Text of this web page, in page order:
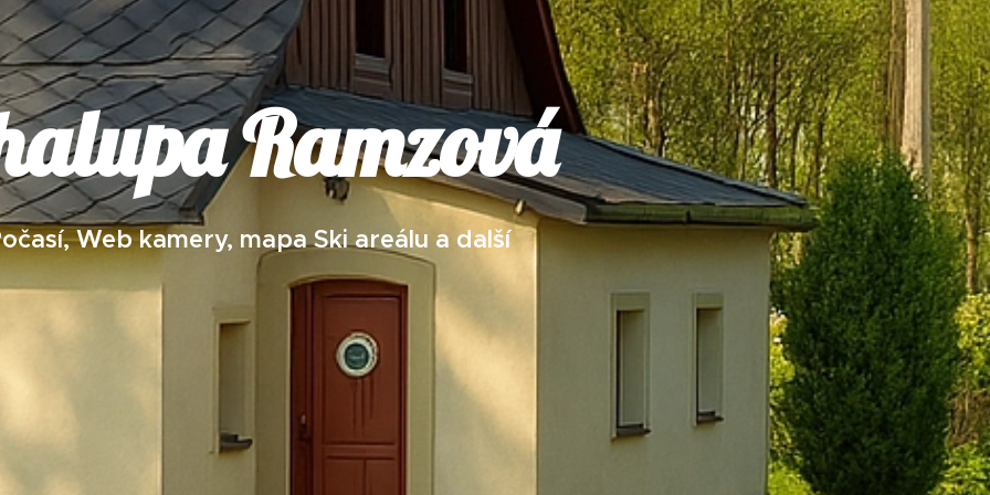
Ramzová
Web kamery, mapa Ski areálu a další